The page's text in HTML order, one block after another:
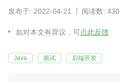
发布于: 2022-04-21 阅读数: 430
如对本文有异议，可点此反馈
Java 面试 后端开发